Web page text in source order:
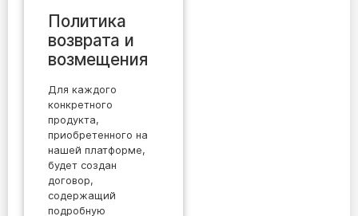
Политика
возврата и
возмещения
Для каждого
конкретного
продукта,
приобретенного на
нашей платформе,
будет создан
договор,
содержащий
подробную